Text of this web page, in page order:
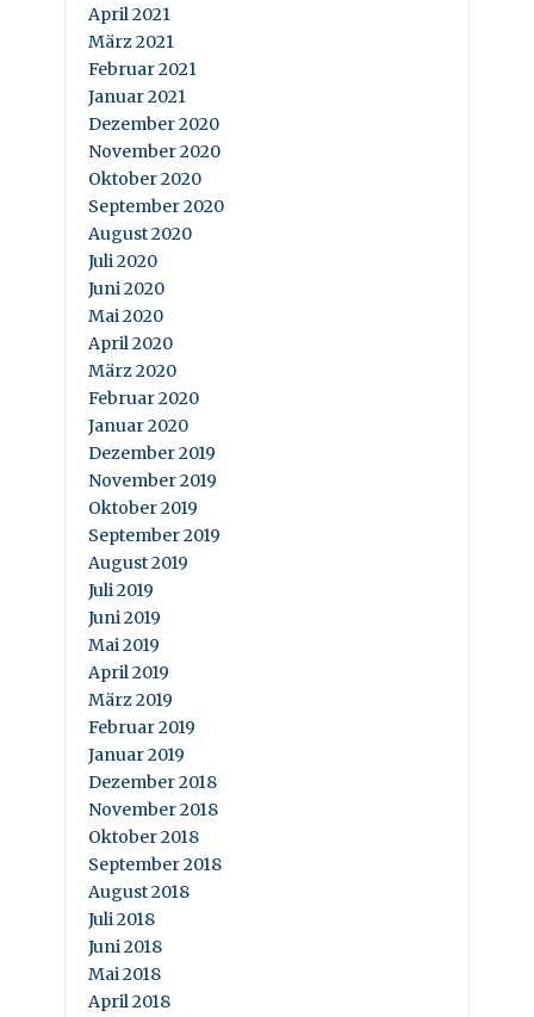
April 2021
März 2021
Februar 2021
Januar 2021
Dezember 2020
November 2020
Oktober 2020
September 2020
August 2020
Juli 2020
Juni 2020
Mai 2020
April 2020
März 2020
Februar 2020
Januar 2020
Dezember 2019
November 2019
Oktober 2019
September 2019
August 2019
Juli 2019
Juni 2019
Mai 2019
April 2019
März 2019
Februar 2019
Januar 2019
Dezember 2018
November 2018
Oktober 2018
September 2018
August 2018
Juli 2018
Juni 2018
Mai 2018
April 2018